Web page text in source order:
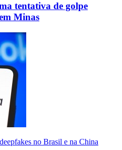
tentativa de golpe
Minas
no Brasil e na China